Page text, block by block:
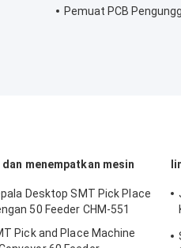
Pemuat PCB
menempatkan mesin
Desktop SMT Pick Place
50 Feeder CHM-551
Pick and Place Machine